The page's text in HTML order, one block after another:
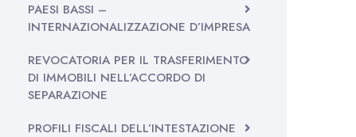
PAESI BASSI –
INTERNAZIONALIZZAZIONE D’IMPRESA
REVOCATORIA PER IL TRASFERIMENTO
DI IMMOBILI NELL’ACCORDO DI
SEPARAZIONE
PROFILI FISCALI DELL’INTESTAZIONE